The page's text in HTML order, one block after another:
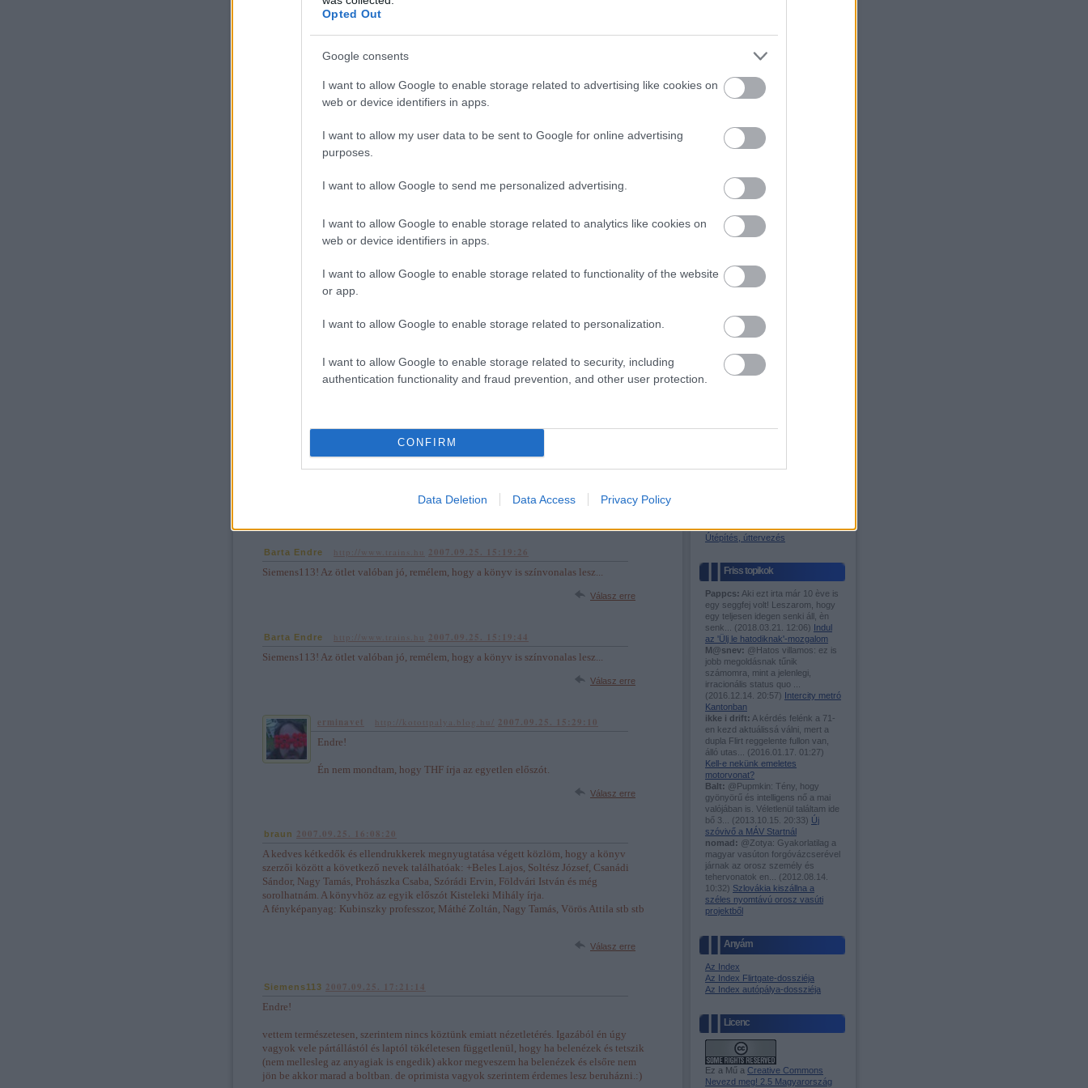
Opted Out
Google consents
I want to allow Google to enable storage related to advertising like cookies on
web or device identifiers in apps.
I want to allow my user data to be sent to Google for online advertising
purposes.
I want to allow Google to send me personalized advertising.
I want to allow Google to enable storage related to analytics like cookies on
web or device identifiers in apps.
I want to allow Google to enable storage related to functionality of the website
or app.
I want to allow Google to enable storage related to personalization.
I want to allow Google to enable storage related to security, including
authentication functionality and fraud prevention, and other user protection.
CONFIRM
Data Deletion Data Access Privacy Policy
¤ Mégsem találják a felelősöket a
pótvizsgálat a hófrászról
¤ A vasúti hivatal bele akar szólni a
személyi összetételébe
¤ Kik a hófrász igazi felelősei a
¤ A MÁV Start visszatéríti a jegyek
árát a hómizériában pórul
jártaknak
¤ A VEKE miniszteri intézkedést
sürget a január 2-i MÁV-os
¤ A MÁV-csoport az év első
munkanapján teljes csődöt
mondott
Vasutasok dolgoznak
PTinfo - Mestska
MÁV - Megint Állunk Vazze
BKV-figyelő
Ütemes menetrend
Útépítés, úttervezés
Friss topikok
Pappcs: Aki ezt irta már 10 ève is
egy seggfej volt! Leszarom, hogy
egy teljesen idegen senki áll, èn
senk... (2018.03.21. 12:06) Indul
az 'Ülj le hatodiknak'-mozgalom
M@snev: @Hatos villamos: ez is
jobb megoldásnak tűnik
számomra, mint a jelenlegi,
irracionális status quo ...
(2016.12.14. 20:57) Intercity metró
Kantonban
ikke i drift: A kérdés felénk a 71-
en kezd aktuálissá válni, mert a
dupla Flirt reggelente fullon van,
álló utas... (2016.01.17. 01:27)
Kell-e nekünk emeletes
motorvonat?
Balt: @Pupmkin: Tény, hogy
gyönyörű és intelligens nő a mai
valójában is. Véletlenül találtam ide
bő 3... (2013.10.15. 20:33) Új
szóvivő a MÁV Startnál
nomad: @Zotya: Gyakorlatilag a
magyar vasúton forgóvázcserével
járnak az orosz személy és
tehervonatok en... (2012.08.14.
10:32) Szlovákia kiszállna a
széles nyomtávú orosz vasúti
projektből
Anyám
Az Index
Az Index Flirtgate-dossziéja
Az Index autópálya-dossziéja
Licenc
Ez a Mű a Creative Commons
Nevezd meg! 2.5 Magyarország
erminavet ·http://kotottpalya.blog.hu/
Szia Endre!
Szerencsére nem egészen értem minden részét a kommentednek, Hámori úr
tudtommal egy előszót ír a könyvbe és persze szerkeszti.
Válasz erre
Barta Endre ·http://www.trains.hu 2007.09.25. 14:25:50
Ha jól sejtem, nem vagy kész a részletes magyarázat fogadására... Hámori úr
csak reméltem, hogy ez a könyv megússza...
Szerintem jó ötlet a könyv kíváncsi leszek milyen lesz ha megtetszik természetesen meg
is veszem majd. Szóval én örülök neki, hogy valaki pozitívumot is írjon. :))
http://www.trains.hu 2007.09.25. 15:14:00
Siemens! Szerintem is jó ötlet a könyv, hiánypótló, csak tudod, az ilyen könyvekhez
régen a vezérigazgatók vagy a gépész szakigazgatók írták az előszót...
Barta Endre http://www.trains.hu 2007.09.25. 15:19:26
Siemens113! Az ötlet valóban jó, remélem, hogy a könyv is színvonalas lesz...
Válasz erre
Barta Endre http://www.trains.hu 2007.09.25. 15:19:44
Siemens113! Az ötlet valóban jó, remélem, hogy a könyv is színvonalas lesz...
Válasz erre
erminavet http://kotottpalya.blog.hu/ 2007.09.25. 15:29:10
Endre!
Én nem mondtam, hogy THF írja az egyetlen előszót.
Válasz erre
braun 2007.09.25. 16:08:20
A kedves kétkedők és ellendrukkerek megnyugtatása végett közlöm, hogy a könyv
szerzői között a következő nevek találhatóak: +Beles Lajos, Soltész József, Csanádi
Sándor, Nagy Tamás, Prohászka Csaba, Szórádi Ervin, Földvári István és még
sorolhatnám. A könyvhöz az egyik előszót Kisteleki Mihály írja.
A fényképanyag: Kubinszky professzor, Máthé Zoltán, Nagy Tamás, Vörös Attila stb stb
Válasz erre
Siemens113 2007.09.25. 17:21:14
Endre!
vettem természetesen, szerintem nincs köztünk emiatt nézetletérés. Igazából én úgy
vagyok vele pártállástól és laptól tökéletesen függetlenül, hogy ha belenézek és tetszik
(nem mellesleg az anyagiak is engedik) akkor megveszem ha belenézek és elsőre nem
jön be akkor marad a boltban. de oprimista vagyok szerintem érdemes lesz beruházni.:)